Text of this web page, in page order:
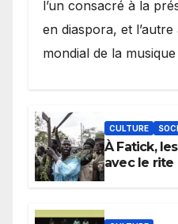
l’un consacré à la
en diaspora, et
mondial de la
CULTURE
À Fatick,
avec le rite